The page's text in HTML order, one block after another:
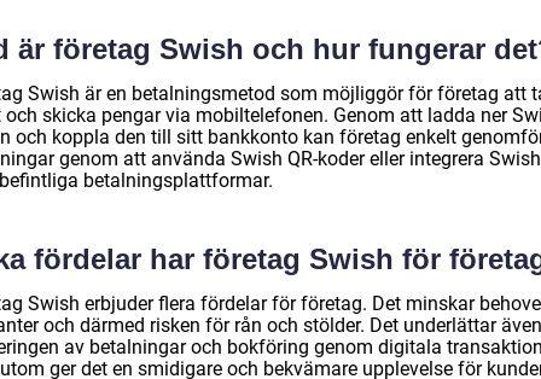
är företag Swish och hur fungerar
Swish är en betalningsmetod som möjliggör för företag att
och skicka pengar via mobiltelefonen. Genom att ladda ner
och koppla den till sitt bankkonto kan företag enkelt
genom att använda Swish QR-koder eller integrera
betalningsplattformar.
fördelar har företag Swish för
Swish erbjuder flera fördelar för företag. Det minskar
och därmed risken för rån och stölder. Det underlättar även
av betalningar och bokföring genom digitala
ger det en smidigare och bekvämare upplevelse för